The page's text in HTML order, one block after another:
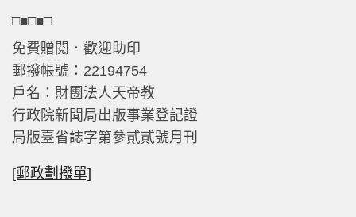
□■□■□
免費贈閱．歡迎助印
郵撥帳號：22194754
戶名：財團法人天帝教
行政院新聞局出版事業登記證
局版臺省誌字第參貳貳號月刊
[郵政劃撥單]